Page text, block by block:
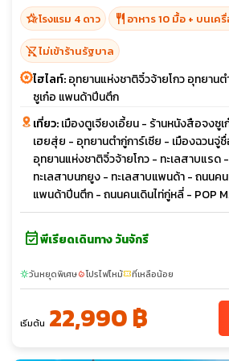
hotel_classโรงแรม 4 ดาว restaurant อาหาร 10 มื้อ + บนเค
shopping_cart_offไม่เข้าร้านรัฐบาล
ไฮไลท์:อุทยานแห่งชาติจิ๋วจ้ายโกว อุทยาน
ซูเก๋อ แพนด้าปีนตึก
เที่ยว:เมืองตูเจียงเอี้ยน - ร้านหนังสือจงซู
เฮยสุ่ย - อุทยานตำกู่การ์เซีย - เมืองฉวนจู่
อุทยานแห่งชาติจิ๋วจ้ายโกว - ทะเลสาบแรด
ทะเลสาบนกยูง - ทะเลสาบแพนด้า - ถนนค
แพนด้าปีนตึก - ถนนคนเดินไท่กู่หลี่ - POP
event_availableพีเรียดเดินทาง วันจักรี
sunnyวันหยุดพิเศษlocal_fire_departmentโปรไฟไหม้confirmation_numberที่เหลือน้อย
เริ่มต้น 22,990 ฿